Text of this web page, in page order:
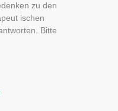
zu den
ischen
Bitte